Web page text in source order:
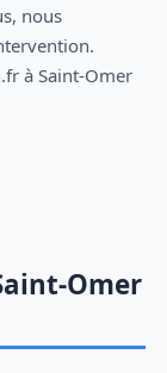
nous
à Saint-Omer
Omer